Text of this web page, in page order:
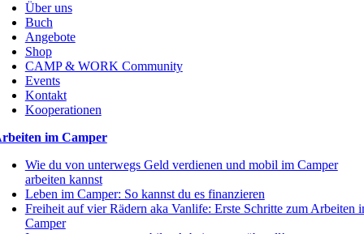
Über uns
Buch
Angebote
Shop
CAMP & WORK Community
Events
Kontakt
Kooperationen
im Camper
Wie du von unterwegs Geld verdienen und mobil im Camper
arbeiten kannst
Leben im Camper: So kannst du es finanzieren
Freiheit auf vier Rädern aka Vanlife: Erste Schritte zum Arbeiten
Camper